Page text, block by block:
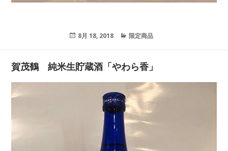
投
8月 18, 2018
カ
リ
ー
限定商品
賀茂鶴 純米生貯蔵酒「やわら香」